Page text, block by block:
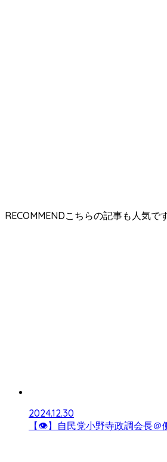
RECOMMEND
2024.12.30
【👁】自民党小野寺政調会長＠